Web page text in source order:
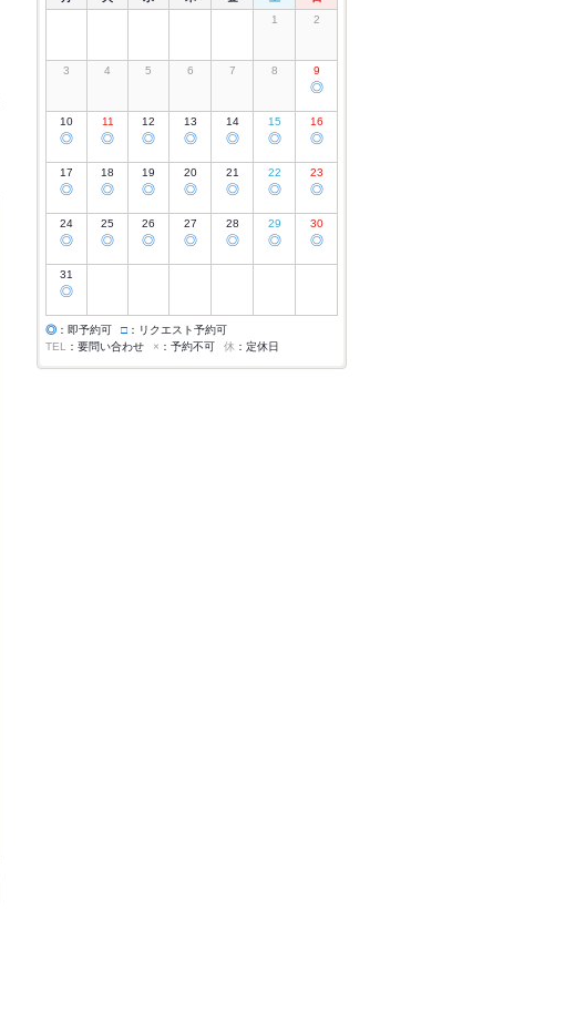
1
2
3 4 5 6 7 8 9
◎
10
◎
11
◎
12
◎
13
◎
14
◎
15
◎
16
◎
17
◎
18
◎
19
◎
20
◎
21
◎
22
◎
23
◎
24
◎
25
◎
26
◎
27
◎
28
◎
29
◎
30
◎
31
◎
◎ ：即予約可 □ ：リクエスト予約可
TEL
：要問い合わせ × ：予約不可 休 ：定休日